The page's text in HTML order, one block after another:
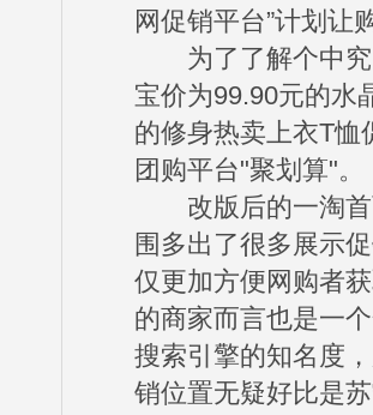
网促销平台”计划让
为了了解个中究
宝价为99.90元的水
的修身热卖上衣T恤
团购平台"聚划算"。
改版后的一淘首
围多出了很多展示
仅更加方便网购者
的商家而言也是一
搜索引擎的知名度
销位置无疑好比是